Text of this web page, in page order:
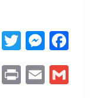
Gmail